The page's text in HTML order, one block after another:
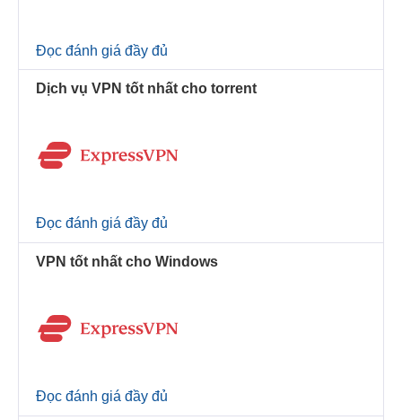
Đọc đánh giá đầy đủ
Dịch vụ VPN tốt nhất cho torrent
Đọc đánh giá đầy đủ
VPN tốt nhất cho Windows
Đọc đánh giá đầy đủ